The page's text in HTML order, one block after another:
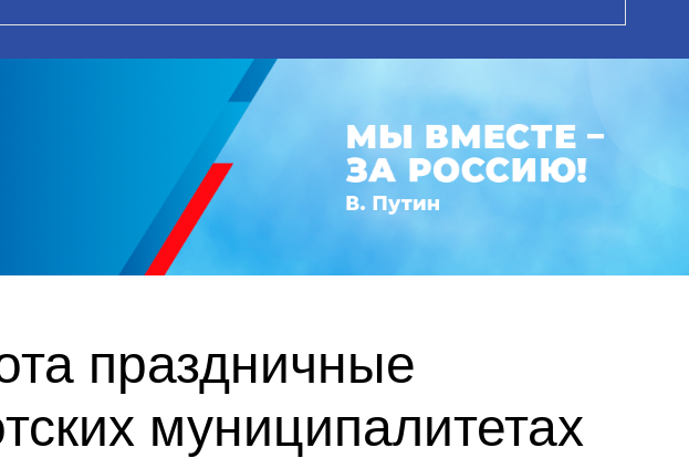
праздничные
муниципалитетах